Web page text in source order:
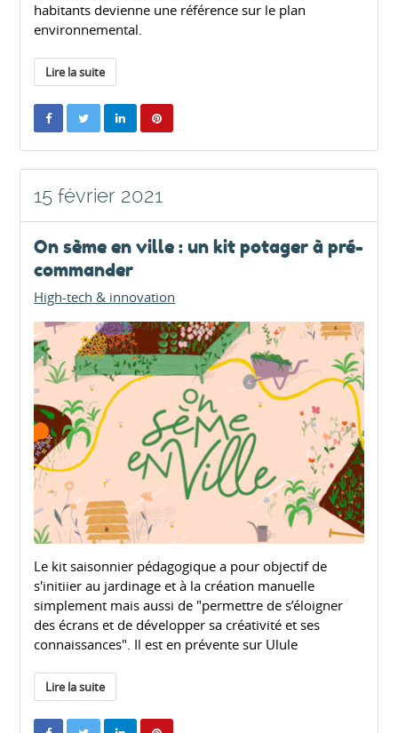
habitants devienne une référence sur le plan
environnemental.
Lire la suite
15 février 2021
On sème en ville : un kit potager à pré-
commander
High-tech & innovation
Le kit saisonnier pédagogique a pour objectif de
s'initiier au jardinage et à la création manuelle
simplement mais aussi de "permettre de s’éloigner
des écrans et de développer sa créativité et ses
connaissances". Il est en prévente sur Ulule
Lire la suite